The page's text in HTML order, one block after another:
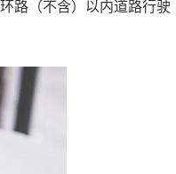
路（不含）以内道路行驶